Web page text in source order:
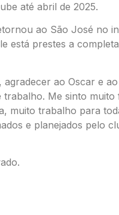
até abril de 2025.
ao São José no
está prestes a
agradecer ao Oscar e ao
Me sinto muito
muito trabalho para
e planejados pelo